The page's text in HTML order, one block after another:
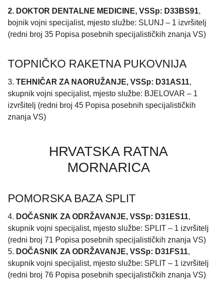
2. DOKTOR DENTALNE MEDICINE, VSSp: D33BS91,
bojnik vojni specijalist, mjesto službe: SLUNJ – 1 izvršitelj
(redni broj 35 Popisa posebnih specijalističkih znanja VS)
TOPNIČKO RAKETNA PUKOVNIJA
3. TEHNIČAR ZA NAORUŽANJE, VSSp: D31AS11,
skupnik vojni specijalist, mjesto službe: BJELOVAR – 1
izvršitelj (redni broj 45 Popisa posebnih specijalističkih
znanja VS)
HRVATSKA RATNA
MORNARICA
POMORSKA BAZA SPLIT
4. DOČASNIK ZA ODRŽAVANJE, VSSp: D31ES11,
skupnik vojni specijalist, mjesto službe: SPLIT – 1 izvršitelj
(redni broj 71 Popisa posebnih specijalističkih znanja VS)
5. DOČASNIK ZA ODRŽAVANJE, VSSp: D31FS11,
skupnik vojni specijalist, mjesto službe: SPLIT – 1 izvršitelj
(redni broj 76 Popisa posebnih specijalističkih znanja VS)